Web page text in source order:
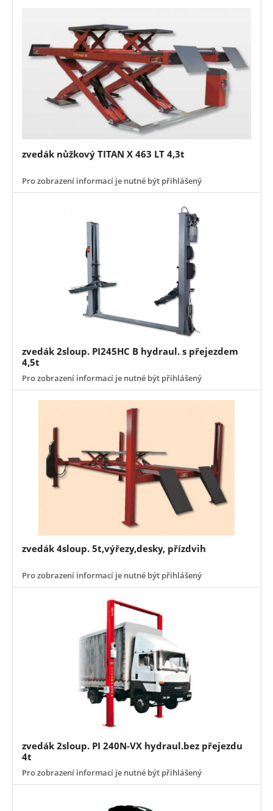
zvedák nůžkový TITAN X 463 LT 4,3t
Pro zobrazení informací je nutné být přihlášený
zvedák 2sloup. PI245HC B hydraul. s přejezdem
4,5t
Pro zobrazení informací je nutné být přihlášený
zvedák 4sloup. 5t,výřezy,desky, přízdvih
Pro zobrazení informací je nutné být přihlášený
zvedák 2sloup. PI 240N-VX hydraul.bez přejezdu
4t
Pro zobrazení informací je nutné být přihlášený